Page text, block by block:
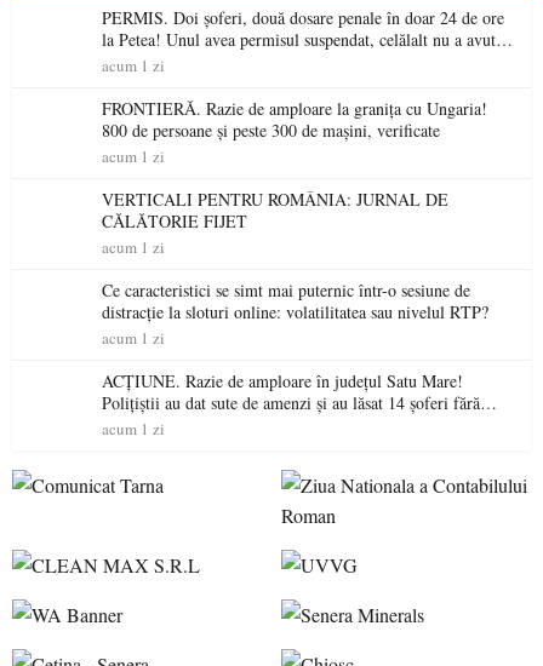
PERMIS. Doi șoferi, două dosare penale în doar 24 de ore
la Petea! Unul avea permisul suspendat, celălalt nu a avut
niciodată permis
acum 1 zi
FRONTIERĂ. Razie de amploare la granița cu Ungaria!
800 de persoane și peste 300 de mașini, verificate
acum 1 zi
VERTICALI PENTRU ROMÂNIA: JURNAL DE
CĂLĂTORIE FIJET
acum 1 zi
Ce caracteristici se simt mai puternic într-o sesiune de
distracție la sloturi online: volatilitatea sau nivelul RTP?
acum 1 zi
ACȚIUNE. Razie de amploare în județul Satu Mare!
Polițiștii au dat sute de amenzi și au lăsat 14 șoferi fără
permis într-o singură zi
acum 1 zi